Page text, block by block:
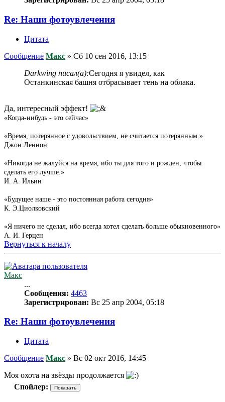
Re: Наши фотоувлечения
Цитата
Сообщение Макс » Сб 10 сен 2016, 13:15
Darkwing писал(а):Сегодня я увидел, как
Останкинская башня отбрасывает тень на облака.
Да, интересный эффект!
«Когда-нибудь - это сейчас»
«Время, потерянное с удовольствием, не считается потерянным.»
Джон Леннон
«Никогда не жалуйся на время, ибо ты для того и рожден, чтобы
сделать его лучше.»
И. А. Ильин
«Будущее наше - это постоянная работа сегодня»
К. Э.Циолковский
«Я ничего не сделал, ибо всегда хотел сделать больше обыкновенного»
А. И. Герцен
Вернуться к началу
Макс
...
Сообщения: 4463
Зарегистрирован: Вс 25 апр 2004, 05:18
Re: Наши фотоувлечения
Цитата
Сообщение Макс » Вс 02 окт 2016, 14:45
Моя охота на звёзды продолжается
Спойлер: